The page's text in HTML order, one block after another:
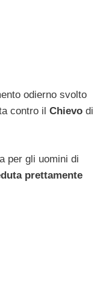
odierno svolto
contro il Chievo di
per gli uomini di
prettamente